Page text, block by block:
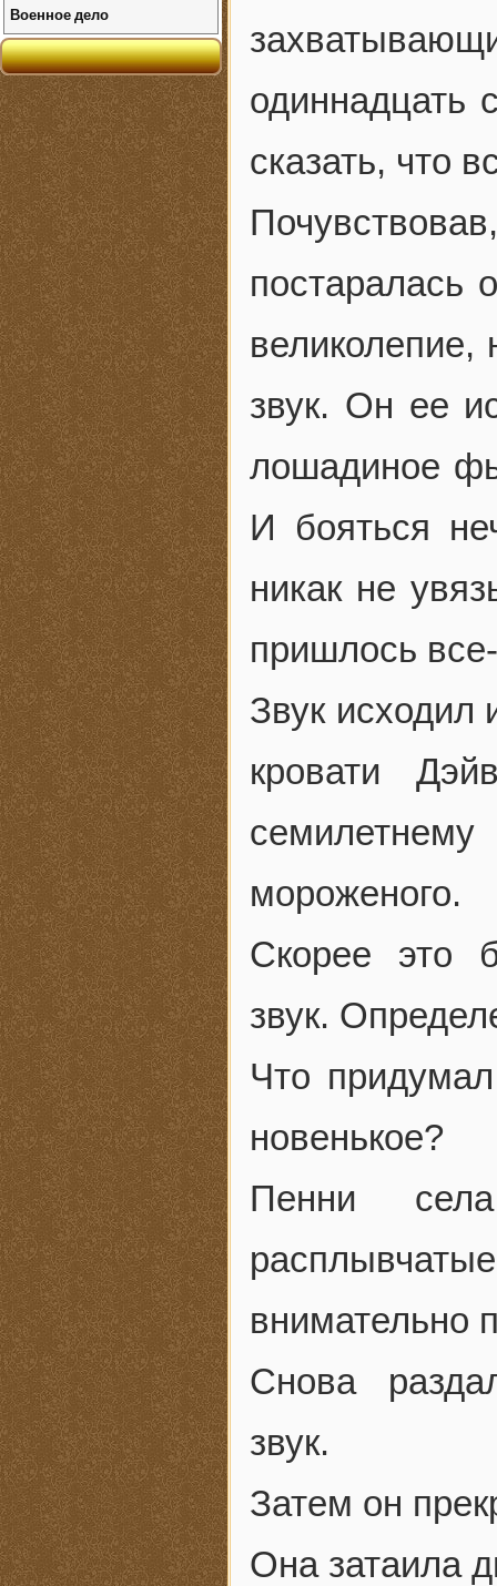
одиннадцать
сказать, что
постаралась
великолепие,
звук. Он ее
лошадиное
И бояться
никак не
пришлось
Звук исходил
кровати
мороженого.
Скорее это
звук.
Что
новенькое?
Пенни
внимательно
Снова
звук.
Затем он
Она затаила
Военное дело